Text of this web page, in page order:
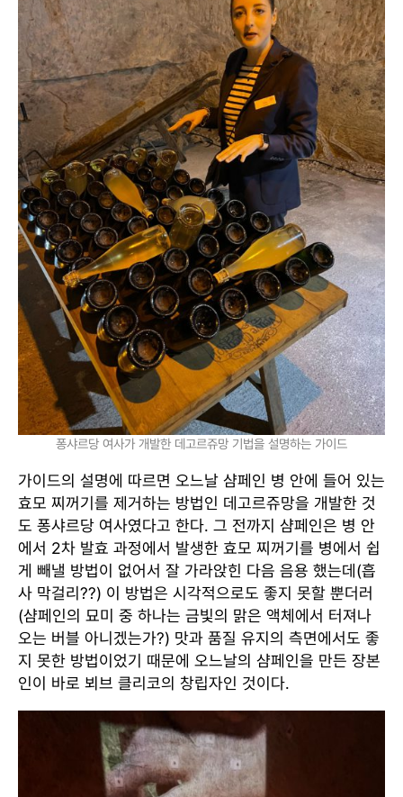
퐁샤르당 여사가 개발한 데고르쥬망 기법을 설명하는 가이드
가이드의 설명에 따르면 오느날 샴페인 병 안에 들어 있는
효모 찌꺼기를 제거하는 방법인 데고르쥬망을 개발한 것
도 퐁샤르당 여사였다고 한다. 그 전까지 샴페인은 병 안
에서 2차 발효 과정에서 발생한 효모 찌꺼기를 병에서 쉽
게 빼낼 방법이 없어서 잘 가라앉힌 다음 음용 했는데(흡
사 막걸리??) 이 방법은 시각적으로도 좋지 못할 뿐더러
(샴페인의 묘미 중 하나는 금빛의 맑은 액체에서 터져나
오는 버블 아니겠는가?) 맛과 품질 유지의 측면에서도 좋
지 못한 방법이었기 때문에 오느날의 샴페인을 만든 장본
인이 바로 뵈브 클리코의 창립자인 것이다.